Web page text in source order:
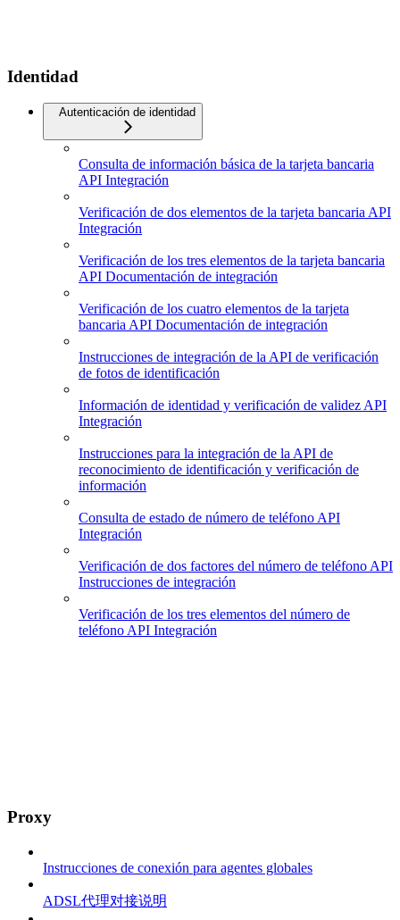
Identidad
Autenticación de identidad
Consulta de información básica de la tarjeta bancaria
API Integración
Verificación de dos elementos de la tarjeta bancaria API
Integración
Verificación de los tres elementos de la tarjeta bancaria
API Documentación de integración
Verificación de los cuatro elementos de la tarjeta
bancaria API Documentación de integración
Instrucciones de integración de la API de verificación
de fotos de identificación
Información de identidad y verificación de validez API
Integración
Instrucciones para la integración de la API de
reconocimiento de identificación y verificación de
información
Consulta de estado de número de teléfono API
Integración
Verificación de dos factores del número de teléfono API
Instrucciones de integración
Verificación de los tres elementos del número de
teléfono API Integración
Proxy
Instrucciones de conexión para agentes globales
ADSL代理对接说明